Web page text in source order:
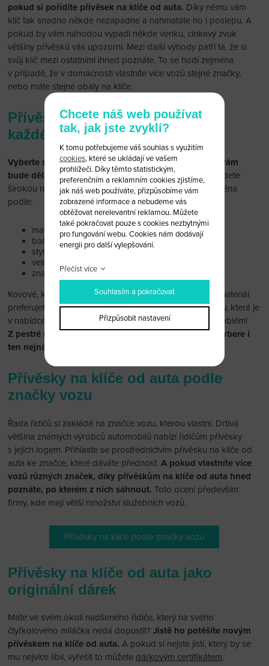
pokud si pořídíte přívěsek na klíče od auta. Díky němu vám
klíč tak snadno někde nezapadne a nahmatáte ho i poslepu. A
pokud by vám náhodou vypadl někde venku, cinkavý zvuk
většiny přívěsků vás upozorní. Mezi další výhody patří ta, že si
svůj klíč mezi ostatními ihned poznáte. To se hodí zejména
v případě, že v domácnosti vlastníte více vozů stejné značky,
nebo máte stejné obaly na klíče.
Přívěsky na klíče od auta pro
každého řidiče
Vyberte si ten pravý přívěsek na klíče od auta, který vám
bude dělat radost.Vaše klíče si to zaslouží! Na trhu najdete
širokou nabídku přívěsků od auta, zvolit si můžete zejména
podle:
materiálu
barvy
stylu
velikosti
značky vozu
Kovové, koženkové nebo jiné? Záleží jen na vás, který materiál
preferujete. Zejména ženy řidičky ocení i variabilitu barev, která je
v nabídce. Dáváte přednost látkové klíčence? Žádný problém!
Z pestré nabídky přívěsků na klíče od auta si určitě vybere i
ten nejnáročnější řidič.
Přívěsky na klíče od auta podle
značky vozu
Řada řidičů si zakládá na značce vozu, kterou vlastní. Drtivá
většina známých výrobců automobilů nabízí řidičům přívěsky
s jejich logem. Přihlaste se prostřednictvím přívěsku na klíče od
auta ke značce, které dáváte přednost.A pokud vlastníte více
vozů různých značek, díky přívěskům na klíče od auta hned
poznáte, po kterém z nich sáhnout. Toto ocení především
firmy, kde mají větší množství služebních vozů.
Přívěsky na klíče podle značky vozu
Přívěsky na klíče od auta jako
originální dárek
Máte ve svém okolí nadšeného řidiče, který na svého
čtyřkolového miláčka nedá dopustit?Jistě ho potěšíte novým
přívěskem na klíče od auta. A pokud si nejste jistí, který by se
mu nejvíce líbil, vyřešit to můžete dárkovým certifikátem.
Chcete náš web používat
tak, jak jste zvyklí?
K tomu potřebujeme váš souhlas s využitím
cookies, které se ukládají ve vašem
prohlížeči. Díky těmto statistickým,
preferenčním a reklamním cookies zjistíme,
jak náš web používáte, přizpůsobíme vám
zobrazené informace a nebudeme vás
obtěžovat nerelevantní reklamou. Můžete
také pokračovat pouze s cookies nezbytnými
pro fungování webu. Cookies nám dodávají
energii pro další vylepšování.
Přečíst více
Souhlasím a pokračovat
Přizpůsobit nastavení